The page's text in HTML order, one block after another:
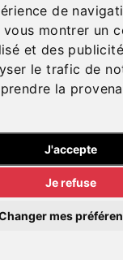
de
montrer un
et des
le trafic de
la
J'accepte
Je refuse
mes
Pièces détachées